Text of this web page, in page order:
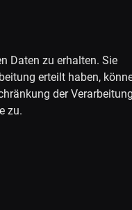
Daten zu erhalten. Sie
erteilt haben,
der Verarbeitung
zu.